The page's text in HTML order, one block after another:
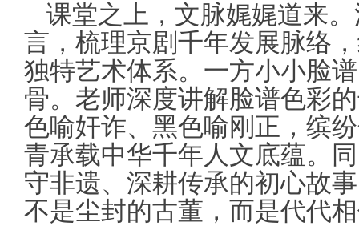
课堂之上，文脉娓娓道来
言，梳理京剧千年发展脉络
独特艺术体系。一方小小脸
骨。老师深度讲解脸谱色彩
色喻奸诈、黑色喻刚正，缤
青承载中华千年人文底蕴。
守非遗、深耕传承的初心故
不是尘封的古董，而是代代